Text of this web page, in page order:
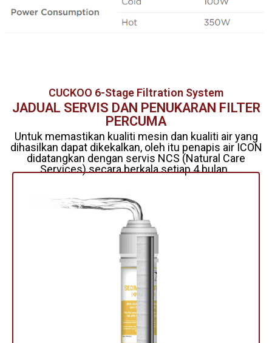
CUCKOO 6-Stage Filtration System
JADUAL SERVIS DAN PENUKARAN FILTER
PERCUMA
Untuk memastikan kualiti mesin dan kualiti air yang
dihasilkan dapat dikekalkan, oleh itu penapis air ICON
didatangkan dengan servis NCS (Natural Care
Services) secara berkala setiap 4 bulan .